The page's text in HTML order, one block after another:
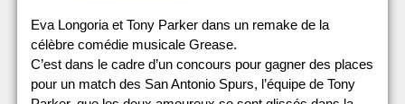
Eva Longoria et Tony Parker dans un remake de la
célèbre comédie musicale Grease.
C’est dans le cadre d’un concours pour gagner des places
pour un match des San Antonio Spurs, l’équipe de Tony